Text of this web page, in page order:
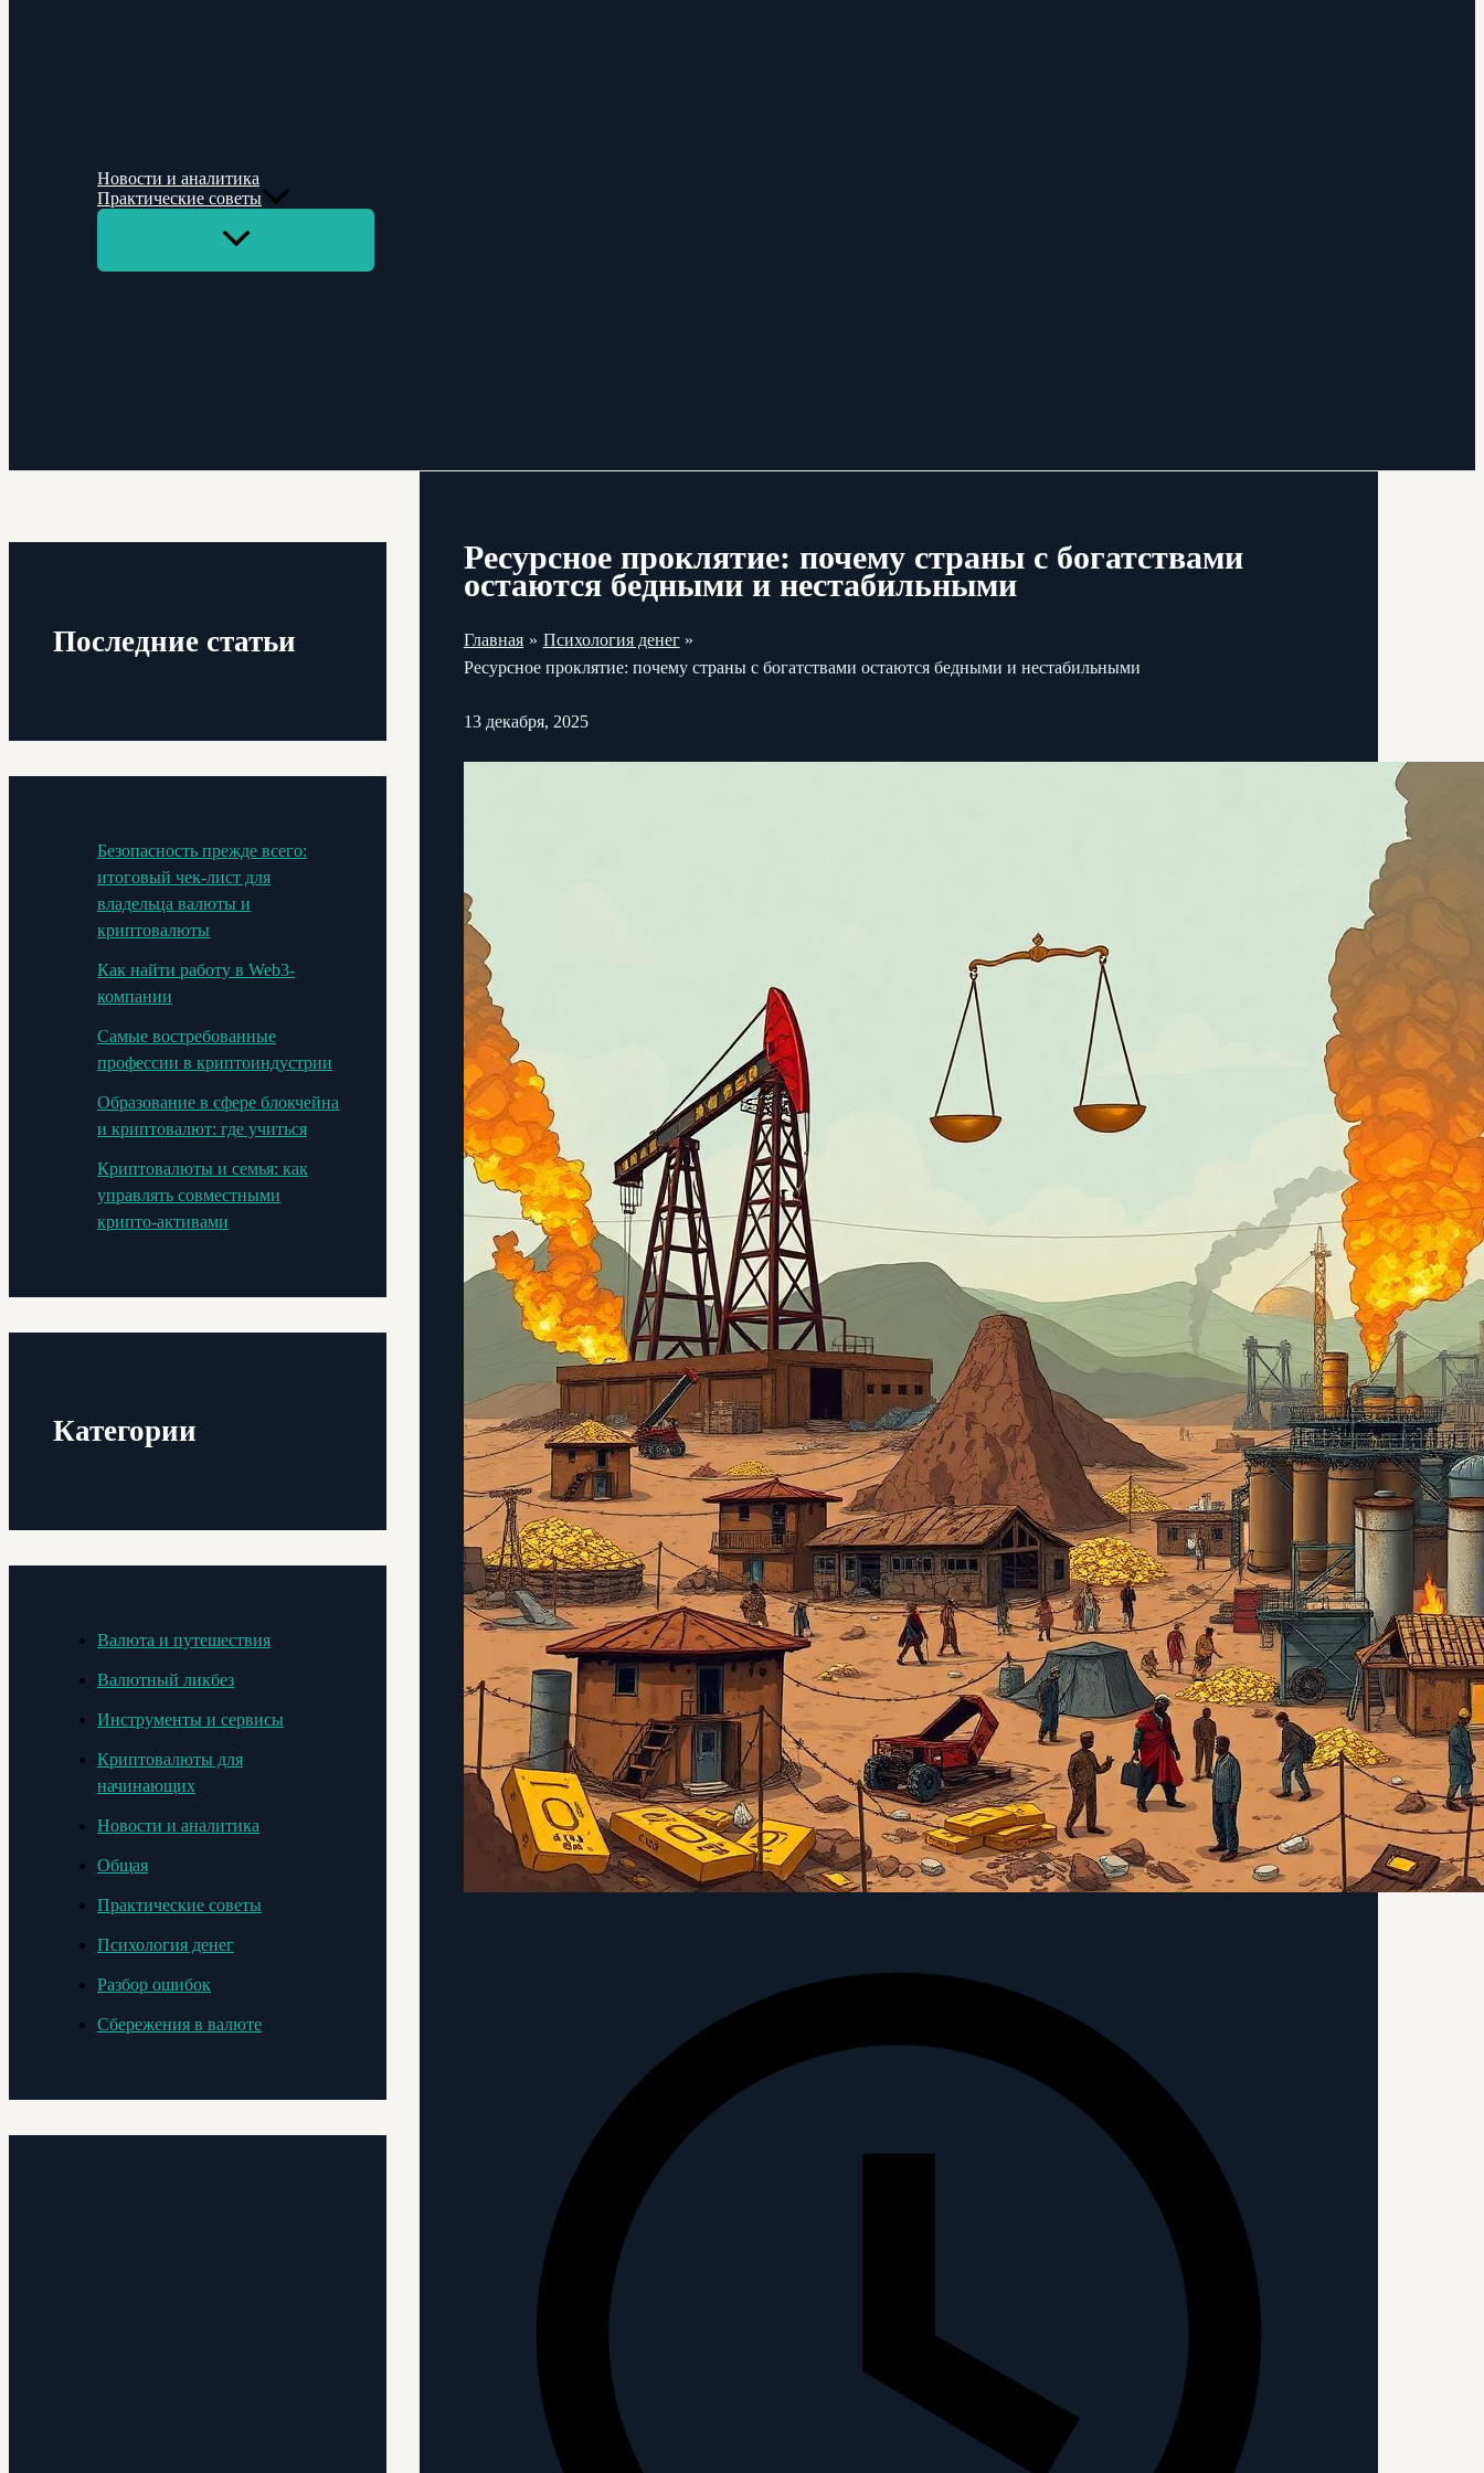
Новости и аналитика
Практические советы
Переключатель
Последние статьи
Безопасность прежде всего:
итоговый чек-лист для
владельца валюты и
криптовалюты
Как найти работу в Web3-
компании
Самые востребованные
профессии в криптоиндустрии
Образование в сфере блокчейна
и криптовалют: где учиться
Криптовалюты и семья: как
управлять совместными
крипто-активами
Категории
Валюта и путешествия
Валютный ликбез
Инструменты и сервисы
Криптовалюты для
начинающих
Новости и аналитика
Общая
Практические советы
Психология денег
Разбор ошибок
Сбережения в валюте
Ресурсное проклятие: почему страны с богатствами
остаются бедными и нестабильными
Главная
Психология денег
Ресурсное проклятие: почему страны с богатствами остаются бедными и нестабильными
13 декабря, 2025